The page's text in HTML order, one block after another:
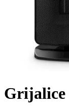
Grijalice